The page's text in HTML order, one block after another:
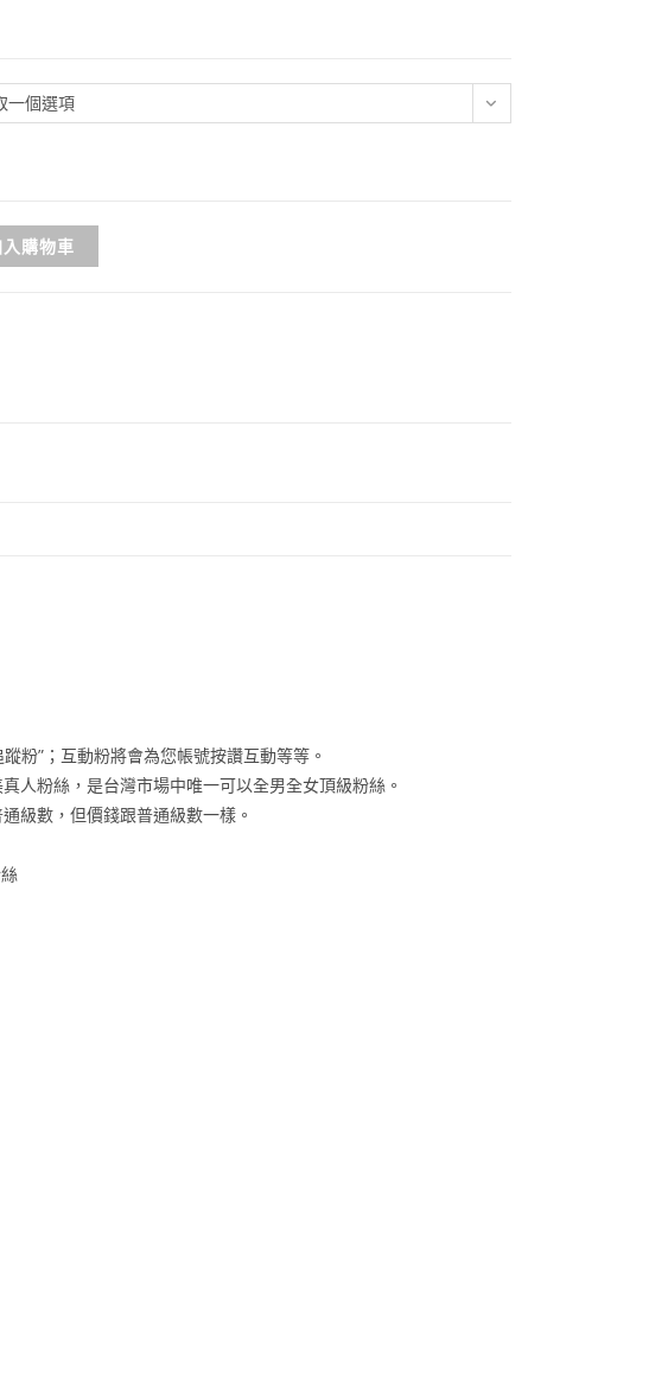
一個選項
入購物車
粉”；互動粉將會為您帳號按讚互動等等。
人粉絲，是台灣市場中唯一可以全男全女頂級粉絲。
級數，但價錢跟普通級數一樣。